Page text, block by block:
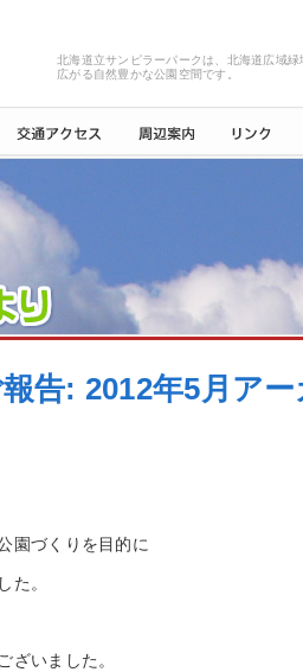
北海道立サンピラーパークは、北海道広域
広がる自然豊かな公園空間です。
告: 2012年5月ア
園づくりを目的に
た。
ざいました。